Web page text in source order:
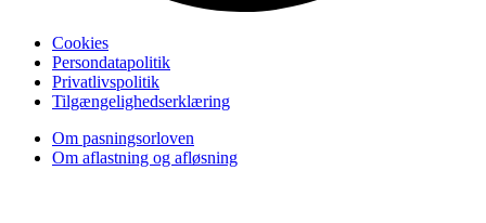
Cookies
Persondatapolitik
Privatlivspolitik
Tilgængelighedserklæring
Om pasningsorloven
Om aflastning og afløsning